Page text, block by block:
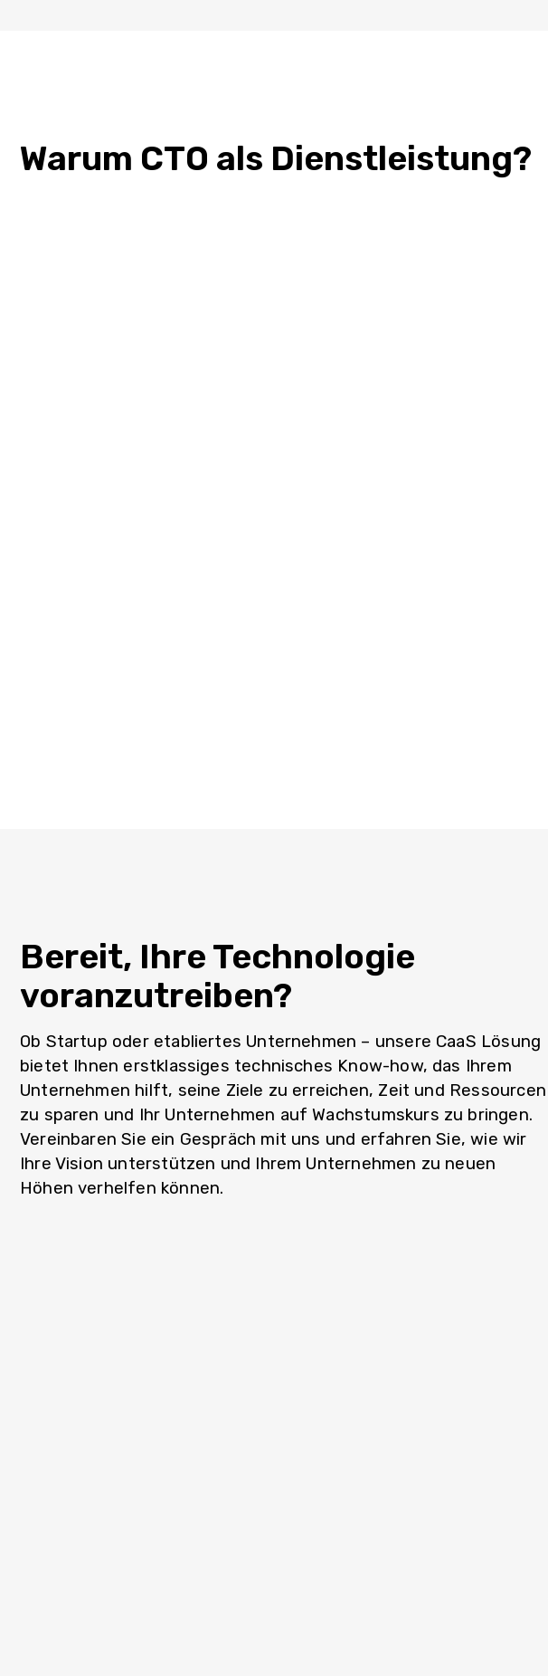
Warum CTO als Dienstleistung?
Bereit, Ihre Technologie
voranzutreiben?
Ob Startup oder etabliertes Unternehmen – unsere CaaS Lösung
bietet Ihnen erstklassiges technisches Know-how, das Ihrem
Unternehmen hilft, seine Ziele zu erreichen, Zeit und Ressourcen
zu sparen und Ihr Unternehmen auf Wachstumskurs zu bringen.
Vereinbaren Sie ein Gespräch mit uns und erfahren Sie, wie wir
Ihre Vision unterstützen und Ihrem Unternehmen zu neuen
Höhen verhelfen können.